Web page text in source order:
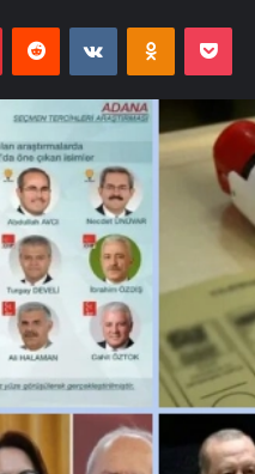
PinterestReddit VKontakte